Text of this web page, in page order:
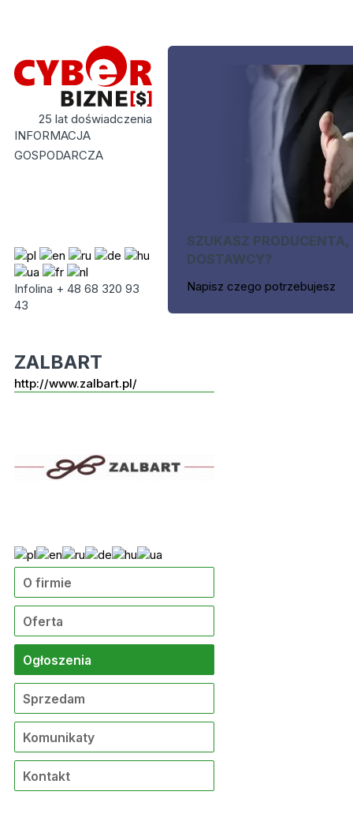
25 lat doświadczenia
INFORMACJA
GOSPODARCZA
Infolina + 48 68 320 93
43
SZUKASZ PRODUCENTA,
DOSTAWCY?
Napisz czego potrzebujesz
ZALBART
http://www.zalbart.pl/
O firmie
Oferta
Ogłoszenia
Sprzedam
Komunikaty
Kontakt